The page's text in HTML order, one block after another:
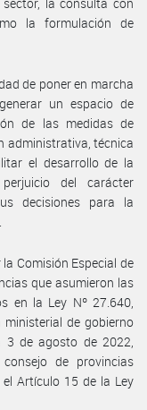
la formulación de
de poner en marcha
un espacio de
de las medidas de
administrativa, técnica
el desarrollo de la
del carácter
decisiones para la
Comisión Especial de
que asumieron las
en la Ley Nº 27.640,
de gobierno
3 de agosto de 2022,
de provincias
Artículo 15 de la Ley